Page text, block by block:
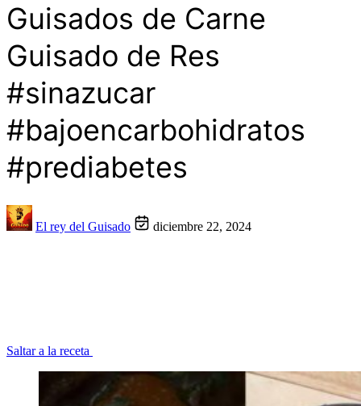
Guisados de Carne
Guisado de Res
#sinazucar
#bajoencarbohidratos
#prediabetes
El rey del Guisado diciembre 22, 2024
Saltar a la receta